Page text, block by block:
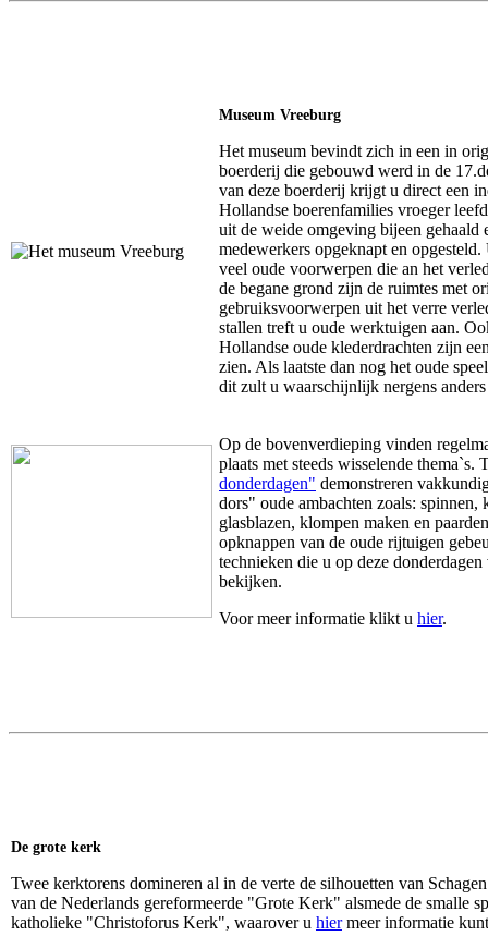
Museum Vreeburg
Het museum bevindt zich in een in
boerderij die gebouwd werd in de
van deze boerderij krijgt u direct een
Hollandse boerenfamilies vroeger
uit de weide omgeving bijeen
medewerkers opgeknapt en
veel oude voorwerpen die an het
de begane grond zijn de ruimtes met
gebruiksvoorwerpen uit het verre
stallen treft u oude werktuigen aan.
Hollandse oude klederdrachten zijn
zien. Als laatste dan nog het oude
dit zult u waarschijnlijk nergens
Op de bovenverdieping vinden
plaats met steeds wisselende thema`s.
donderdagen" demonstreren
dors" oude ambachten zoals: spinnen,
glasblazen, klompen maken en
opknappen van de oude rijtuigen
technieken die u op deze
bekijken.
Voor meer informatie klikt u hier.
De grote kerk
Twee kerktorens domineren al in de verte de silhouetten van
van de Nederlands gereformeerde "Grote Kerk" alsmede de smalle
katholieke "Christoforus Kerk", waarover u hiermeer informatie